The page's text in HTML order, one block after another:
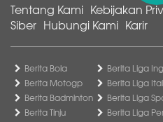
Tentang Kami Kebijakan
Siber Hubungi Kami Karir
Berita Bola
Berita Motogp
Berita Badminton
Berita Tinju
Berita Liga
Berita Liga
Berita Liga
Berita Liga